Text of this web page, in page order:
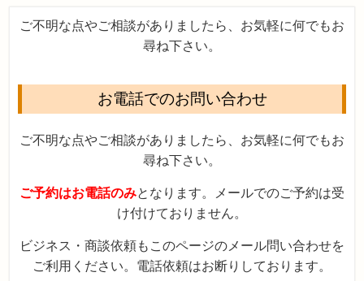
ご不明な点やご相談がありましたら、お気軽に何でもお
尋ね下さい。
お電話でのお問い合わせ
ご不明な点やご相談がありましたら、お気軽に何でもお
尋ね下さい。
ご予約はお電話のみとなります。メールでのご予約は受
け付けておりません。
ビジネス・商談依頼もこのページのメール問い合わせを
ご利用ください。電話依頼はお断りしております。